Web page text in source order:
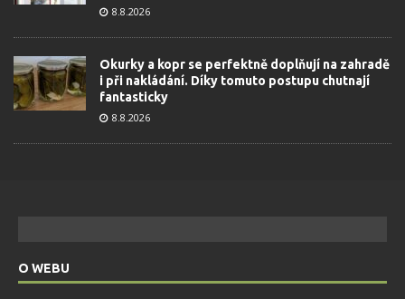
8.8.2026
Okurky a kopr se perfektně doplňují na zahradě
i při nakládání. Díky tomuto postupu chutnají
fantasticky
8.8.2026
O WEBU